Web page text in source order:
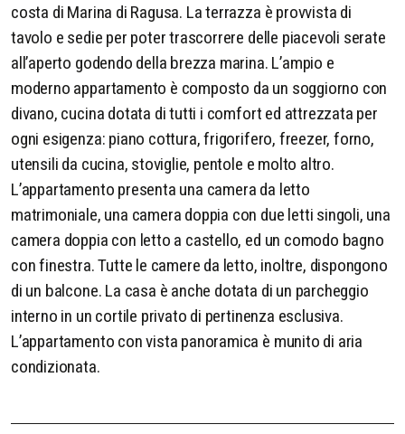
costa di Marina di Ragusa. La terrazza è provvista di
tavolo e sedie per poter trascorrere delle piacevoli serate
all’aperto godendo della brezza marina. L’ampio e
moderno appartamento è composto da un soggiorno con
divano, cucina dotata di tutti i comfort ed attrezzata per
ogni esigenza: piano cottura, frigorifero, freezer, forno,
utensili da cucina, stoviglie, pentole e molto altro.
L’appartamento presenta una camera da letto
matrimoniale, una camera doppia con due letti singoli, una
camera doppia con letto a castello, ed un comodo bagno
con finestra. Tutte le camere da letto, inoltre, dispongono
di un balcone. La casa è anche dotata di un parcheggio
interno in un cortile privato di pertinenza esclusiva.
L’appartamento con vista panoramica è munito di aria
condizionata.